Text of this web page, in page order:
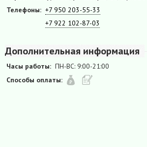
Телефоны: +7 950 203-55-33
+7 922 102-87-03
Дополнительная информация
Часы работы: ПН-ВС: 9:00-21:00
Способы оплаты: